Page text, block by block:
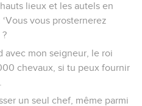
lieux et les autels en
vous prosternerez
?
avec mon seigneur, le roi
chevaux, si tu peux fournir
un seul chef, même parmi